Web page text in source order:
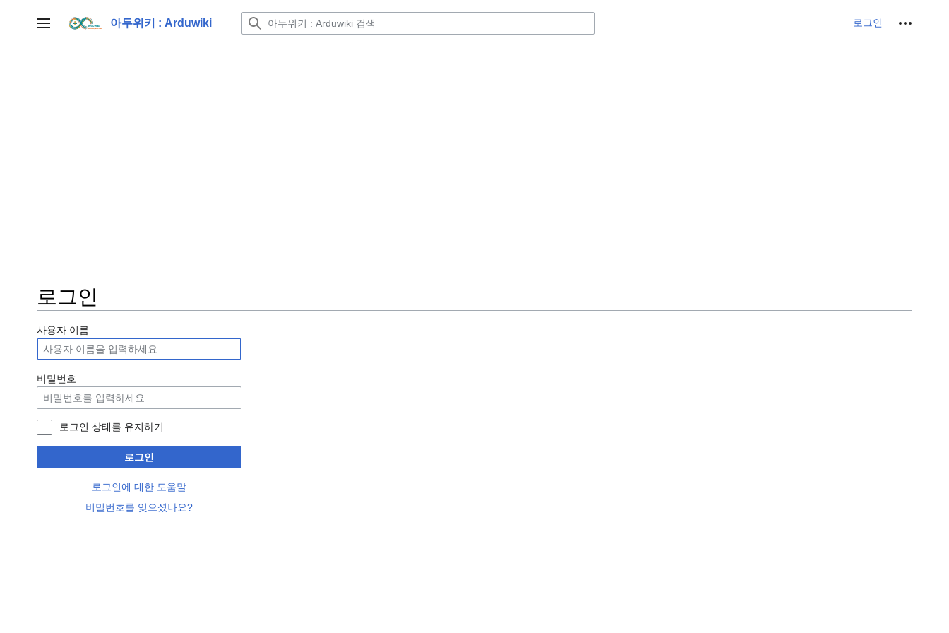
문
사이드바 토글
아두위키 : Arduwiki 로그인 개인 도구
로그인
사용자 이름
비밀번호
로그인 상태를 유지하기
로그인
로그인에 대한 도움말
비밀번호를 잊으셨나요?